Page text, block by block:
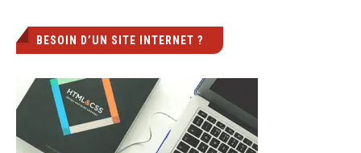
BESOIN D’UN SITE INTERNET ?